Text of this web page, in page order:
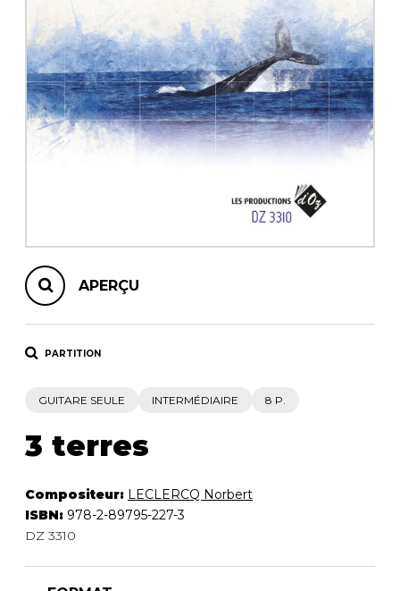
AUTRES PRODUITS
APERÇU
PARTITION
GUITARE SEULE INTERMÉDIAIRE 8 P.
3 terres
Compositeur: LECLERCQ Norbert
ISBN: 978-2-89795-227-3
DZ 3310